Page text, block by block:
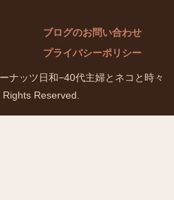
ブログのお問い合わせ
プライバシーポリシー
ナッツ日和−40代主婦とネコと時々
Reserved.